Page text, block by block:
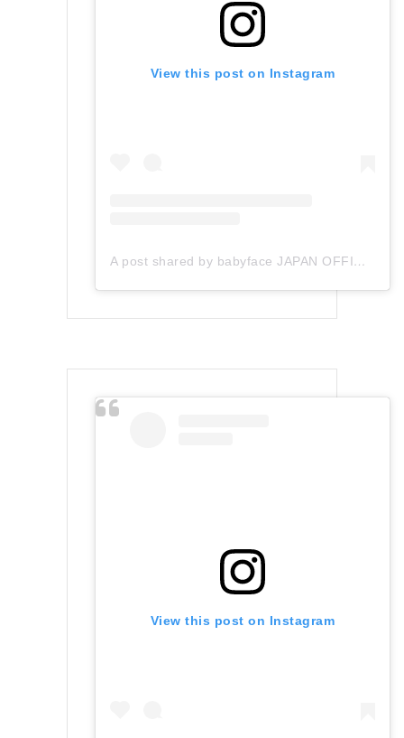
View this post on Instagram
A post shared by babyface JAPAN OFFICIAL (@babyface_japan)
View this post on Instagram